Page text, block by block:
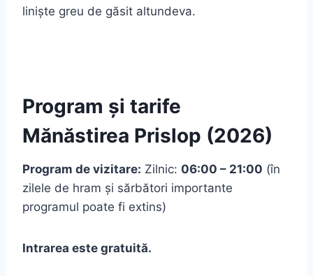
liniște greu de găsit altundeva.
Program și tarife
Mănăstirea Prislop (2026)
Program de vizitare: Zilnic: 06:00 – 21:00 (în
zilele de hram și sărbători importante
programul poate fi extins)
Intrarea este gratuită.